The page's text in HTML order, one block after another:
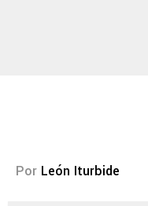
Por León Iturbide